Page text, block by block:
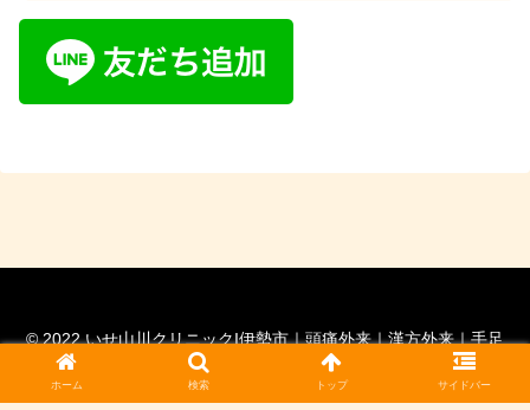
© 2022 いせ山川クリニックI伊勢市｜頭痛外来｜漢方外来｜手足
の痺れ外来｜脳神経外科専門医｜ 脊髄外科認定医.
ホーム 検索 トップ サイドバー